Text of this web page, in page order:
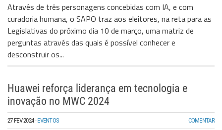
Através de três personagens concebidas com IA, e com
curadoria humana, o SAPO traz aos eleitores, na reta para as
Legislativas do próximo dia 10 de março, uma matriz de
perguntas através das quais é possível conhecer e
desconstruir os...
Huawei reforça liderança em tecnologia e
inovação no MWC 2024
27 FEV 2024·EVENTOS COMENTAR